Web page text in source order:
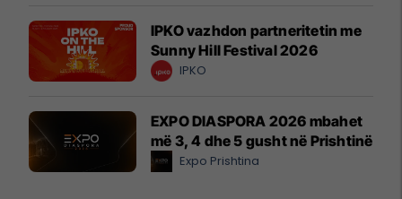
IPKO vazhdon partneritetin me
Sunny Hill Festival 2026
IPKO
EXPO DIASPORA 2026 mbahet
më 3, 4 dhe 5 gusht në Prishtinë
Expo Prishtina